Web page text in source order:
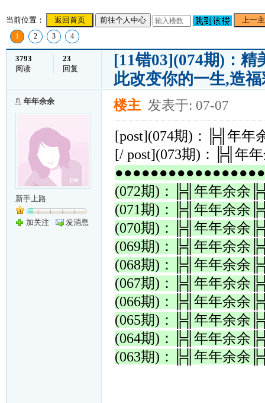
当前位置： 返回首页 前往个人中心 上一
1 2 3 4
3793
阅读
23
回复
[11错03](074期)：
此改变你的一生,造
年年余余
新手上路
加关注 发消息
楼主 发表于: 07-07
[post](074期)：╠╣年年
[/ post](073期)：╠╣年
●●●●●●●●●●●●●●●●●
(072期)：╠╣年年余余
(071期)：╠╣年年余余
(070期)：╠╣年年余余
(069期)：╠╣年年余余
(068期)：╠╣年年余余
(067期)：╠╣年年余余
(066期)：╠╣年年余余
(065期)：╠╣年年余余
(064期)：╠╣年年余余
(063期)：╠╣年年余余